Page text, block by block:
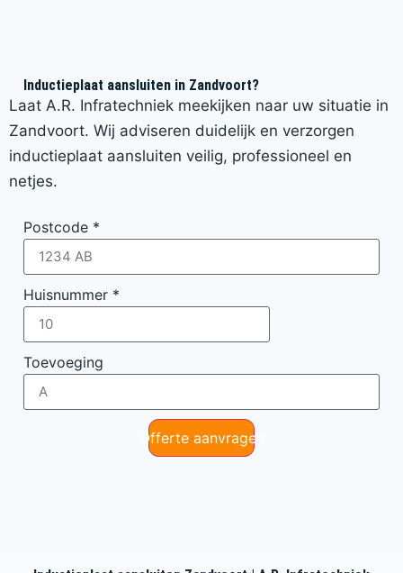
Inductieplaat aansluiten in Zandvoort?
Laat A.R. Infratechniek meekijken naar uw situatie in
Zandvoort. Wij adviseren duidelijk en verzorgen
inductieplaat aansluiten veilig, professioneel en
netjes.
Postcode *
Huisnummer *
Toevoeging
Offerte aanvragen